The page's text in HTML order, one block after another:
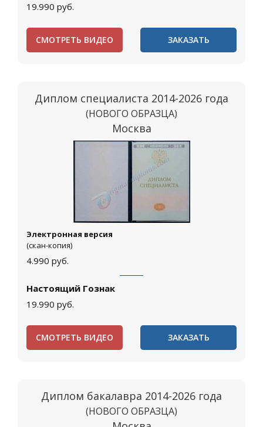
19.990 руб.
СМОТРЕТЬ ВИДЕО ЗАКАЗАТЬ
Диплом специалиста 2014-2026 года
(НОВОГО ОБРАЗЦА)
Москва
Электронная версия
(скан-копия)
4.990 руб.
Настоящий Гознак
19.990 руб.
СМОТРЕТЬ ВИДЕО ЗАКАЗАТЬ
Диплом бакалавра 2014-2026 года
(НОВОГО ОБРАЗЦА)